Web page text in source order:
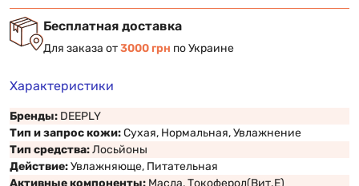
Бесплатная доставка
Для заказа от3000 грн по Украине
Характеристики
Бренды: DEEPLY
Тип и запрос кожи:Сухая, Нормальная, Увлажнение
Тип средства:Лосьйоны
Действие:Увлажняюще, Питательная
Активные компоненты: Масла, Токоферол(Вит.Е)